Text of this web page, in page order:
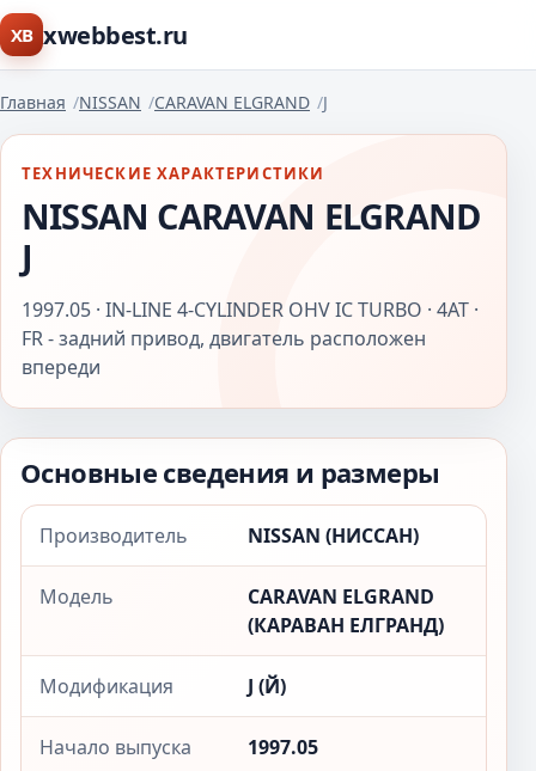
XB xwebbest.ru
Главная NISSAN CARAVAN ELGRAND J
ТЕХНИЧЕСКИЕ ХАРАКТЕРИСТИКИ
NISSAN CARAVAN ELGRAND
J
1997.05 · IN-LINE 4-CYLINDER OHV IC TURBO · 4AT ·
FR - задний привод, двигатель расположен
впереди
Основные сведения и размеры
Производитель NISSAN (НИССАН)
Модель
CARAVAN ELGRAND
(КАРАВАН ЕЛГРАНД)
Модификация J (Й)
Начало выпуска 1997.05